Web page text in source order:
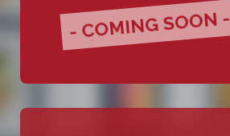
- COMING SOON -